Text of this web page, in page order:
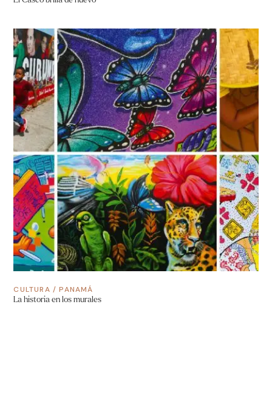
CULTURA /PANAMÁ
La historia en los murales